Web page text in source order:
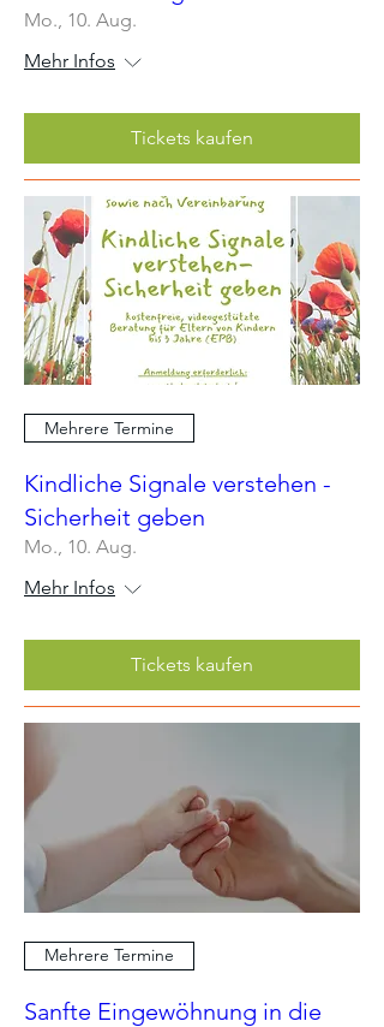
Mo., 10. Aug.
Mehr Infos
Tickets kaufen
Mehrere Termine
Kindliche Signale verstehen -
Sicherheit geben
Mo., 10. Aug.
Mehr Infos
Tickets kaufen
Mehrere Termine
Sanfte Eingewöhnung in die